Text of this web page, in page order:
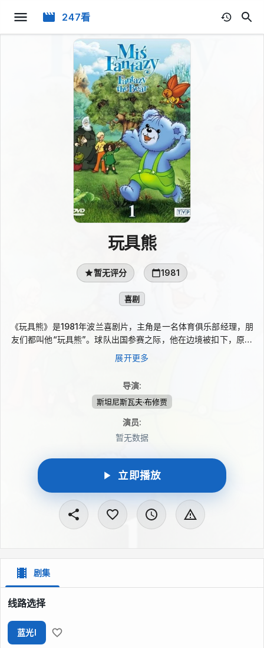
247看
玩具熊
暂无评分 1981
喜剧
《玩具熊》是1981年波兰喜剧片，主角是一名体育俱乐部经理，朋
友们都叫他“玩具熊”。球队出国参赛之际，他在边境被扣下，原因
是护照被撕掉数页。他怀疑前妻想借机动用两人在伦敦银行的联名
账户，于是急着赶往伦敦转移存款。为取得可用护照，他求助朋友
展开更多
导演:
斯坦尼斯瓦夫·布修贾
演员:
暂无数据
立即播放
剧集
线路选择
蓝光I